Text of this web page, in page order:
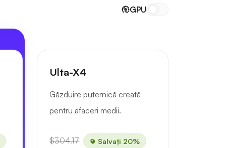
GPU
Ulta-X4
Găzduire puternică creată
pentru afaceri medii.
$304.17 Salvați 20%